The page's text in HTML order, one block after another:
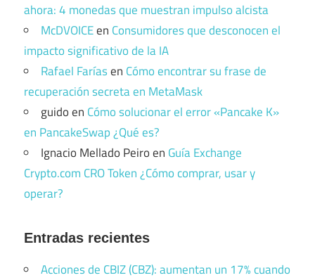
ahora: 4 monedas que muestran impulso alcista
McDVOICEen Consumidores que desconocen el
impacto significativo de la IA
Rafael Faríasen Cómo encontrar su frase de
recuperación secreta en MetaMask
guidoen Cómo solucionar el error «Pancake K»
en PancakeSwap ¿Qué es?
Ignacio Mellado Peiroen Guía Exchange
Crypto.com CRO Token ¿Cómo comprar, usar y
operar?
Entradas recientes
Acciones de CBIZ (CBZ): aumentan un 17% cuando